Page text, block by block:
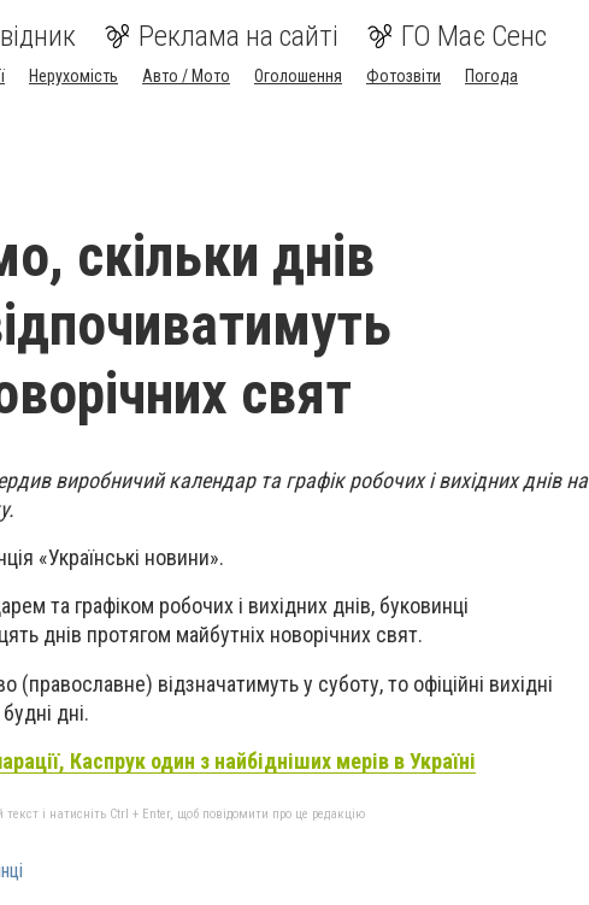
Реклама на сайті ГО Має Сенс
Нерухомість Авто / Мото Оголошення Фотозвіти
Погода
скільки днів
свят
виробничий календар та графік робочих і вихідних днів на
«Українські новини».
та графіком робочих і вихідних днів, буковинці
днів протягом майбутніх новорічних свят.
(православне) відзначатимуть у суботу, то офіційні вихідні
дні.
Каспрук один з найбідніших мерів в Україні
і натисніть Ctrl + Enter, щоб повідомити про це редакцію